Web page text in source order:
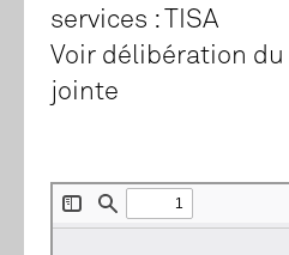
services : TISA
Voir délibération
jointe